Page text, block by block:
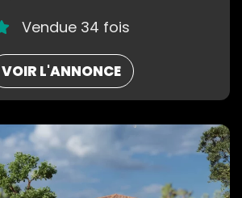
Vendue 34 fois
VOIR L'ANNONCE